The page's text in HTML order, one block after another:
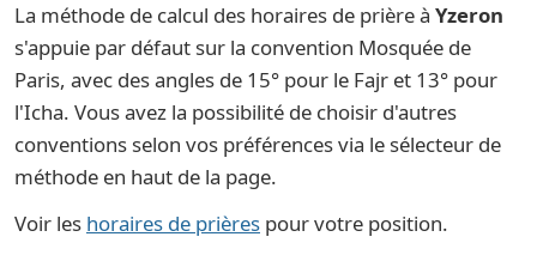
La méthode de calcul des horaires de prière à Yzeron
s'appuie par défaut sur la convention Mosquée de
Paris, avec des angles de 15° pour le Fajr et 13° pour
l'Icha. Vous avez la possibilité de choisir d'autres
conventions selon vos préférences via le sélecteur de
méthode en haut de la page.
Voir les horaires de prières pour votre position.